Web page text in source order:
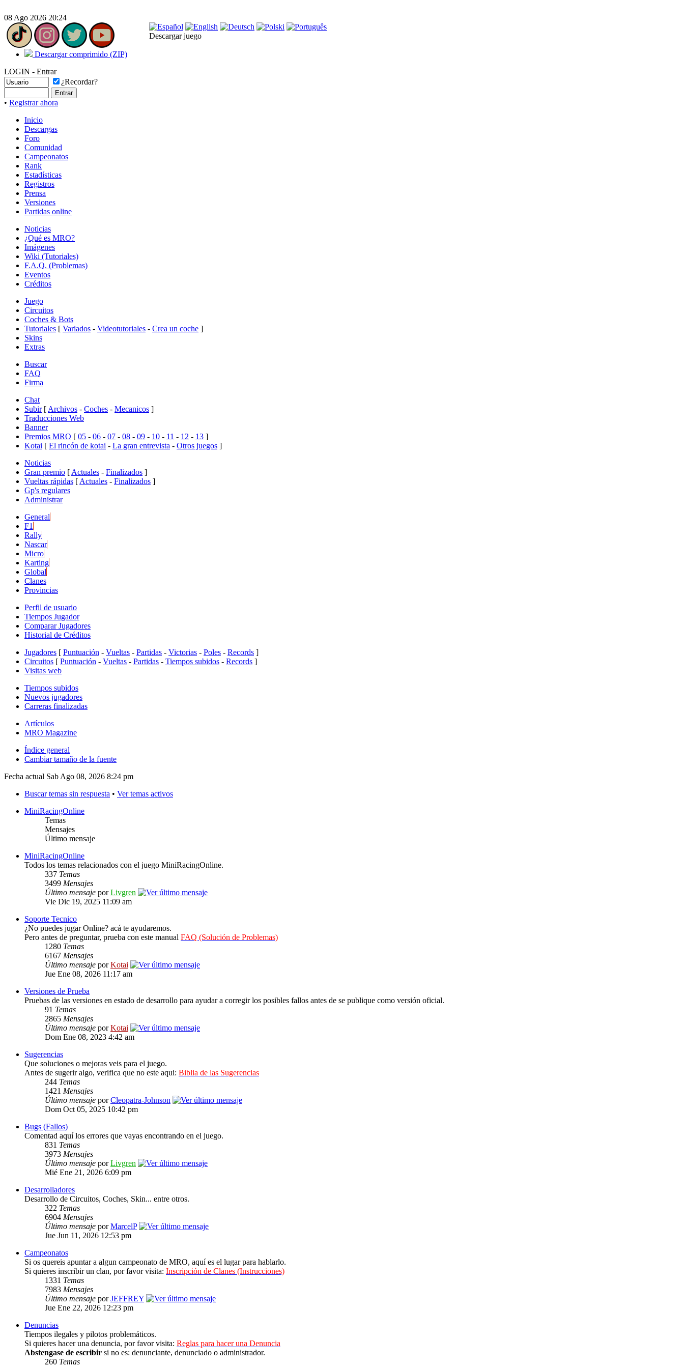
08 Ago 2026 20:24
Descargar juego
Descargar comprimido (ZIP)
LOGIN - Entrar
¿Recordar?
• Registrar ahora
Inicio
Descargas
Foro
Comunidad
Campeonatos
Rank
Estadísticas
Registros
Prensa
Versiones
Partidas online
Noticias
¿Qué es MRO?
Imágenes
Wiki (Tutoriales)
F.A.Q. (Problemas)
Eventos
Créditos
Juego
Circuitos
Coches & Bots
Tutoriales [ Variados - Videotutoriales - Crea un coche ]
Skins
Extras
Buscar
FAQ
Firma
Chat
Subir [ Archivos - Coches - Mecanicos ]
Traducciones Web
Banner
Premios MRO [ 05 - 06 - 07 - 08 - 09 - 10 - 11 - 12 - 13 ]
Kotai [ El rincón de kotai - La gran entrevista - Otros juegos ]
Noticias
Gran premio [ Actuales - Finalizados ]
Vueltas rápidas [ Actuales - Finalizados ]
Gp's regulares
Administrar
General
F1
Rally
Nascar
Micro
Karting
Global
Clanes
Provincias
Perfil de usuario
Tiempos Jugador
Comparar Jugadores
Historial de Créditos
Jugadores [ Puntuación - Vueltas - Partidas - Victorias - Poles - Records ]
Circuitos [ Puntuación - Vueltas - Partidas - Tiempos subidos - Records ]
Visitas web
Tiempos subidos
Nuevos jugadores
Carreras finalizadas
Artículos
MRO Magazine
Índice general
Cambiar tamaño de la fuente
Fecha actual Sab Ago 08, 2026 8:24 pm
Buscar temas sin respuesta • Ver temas activos
MiniRacingOnline
Temas
Mensajes
Último mensaje
MiniRacingOnline
Todos los temas relacionados con el juego MiniRacingOnline.
337 Temas
3499 Mensajes
Último mensaje porLivgren
Vie Dic 19, 2025 11:09 am
Soporte Tecnico
¿No puedes jugar Online? acá te ayudaremos.
Pero antes de preguntar, prueba con este manual FAQ (Solución de Problemas)
1280 Temas
6167 Mensajes
Último mensaje porKotai
Jue Ene 08, 2026 11:17 am
Versiones de Prueba
Pruebas de las versiones en estado de desarrollo para ayudar a corregir los posibles fallos antes de se publique como versión oficial.
91 Temas
2865 Mensajes
Último mensaje porKotai
Dom Ene 08, 2023 4:42 am
Sugerencias
Que soluciones o mejoras veis para el juego.
Antes de sugerir algo, verifica que no este aqui: Biblia de las Sugerencias
244 Temas
1421 Mensajes
Último mensaje porCleopatra-Johnson
Dom Oct 05, 2025 10:42 pm
Bugs (Fallos)
Comentad aquí los errores que vayas encontrando en el juego.
831 Temas
3973 Mensajes
Último mensaje porLivgren
Mié Ene 21, 2026 6:09 pm
Desarrolladores
Desarrollo de Circuitos, Coches, Skin... entre otros.
322 Temas
6904 Mensajes
Último mensaje porMarcelP
Jue Jun 11, 2026 12:53 pm
Campeonatos
Si os quereis apuntar a algun campeonato de MRO, aquí es el lugar para hablarlo.
Si quieres inscribir un clan, por favor visita: Inscripción de Clanes (Instrucciones)
1331 Temas
7983 Mensajes
Último mensaje porJEFFREY
Jue Ene 22, 2026 12:23 pm
Denuncias
Tiempos ilegales y pilotos problemáticos.
Si quieres hacer una denuncia, por favor visita: Reglas para hacer una Denuncia
Abstengase de escribir si no es: denunciante, denunciado o administrador.
260 Temas